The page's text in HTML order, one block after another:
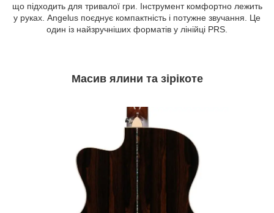
що підходить для тривалої гри. Інструмент комфортно лежить
у руках. Angelus поєднує компактність і потужне звучання. Це
один із найзручніших форматів у лінійці PRS.
Масив ялини та зірікоте